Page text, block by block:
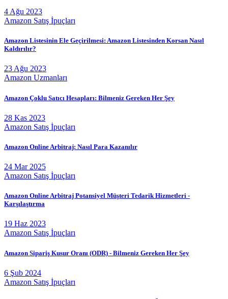
4 Ağu 2023
Amazon Satış İpuçları
Amazon Listesinin Ele Geçirilmesi: Amazon Listesinden Korsan Nasıl
Kaldırılır?
23 Ağu 2023
Amazon Uzmanları
Amazon Çoklu Satıcı Hesapları: Bilmeniz Gereken Her Şey
28 Kas 2023
Amazon Satış İpuçları
Amazon Online Arbitraj: Nasıl Para Kazanılır
24 Mar 2025
Amazon Satış İpuçları
Amazon Online Arbitraj Potansiyel Müşteri Tedarik Hizmetleri -
Karşılaştırma
19 Haz 2023
Amazon Satış İpuçları
Amazon Sipariş Kusur Oranı (ODR) - Bilmeniz Gereken Her Şey
6 Şub 2024
Amazon Satış İpuçları